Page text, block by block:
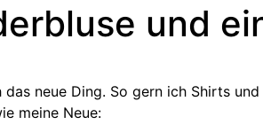
und
neue Ding. So gern ich Shirts
meine Neue: